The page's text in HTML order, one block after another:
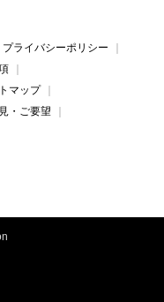
プライバシーポリシー
マップ
・ご要望